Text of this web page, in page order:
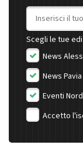
Indirizzo
Scegli le tue
News
News Pavia
Eventi
Accetto